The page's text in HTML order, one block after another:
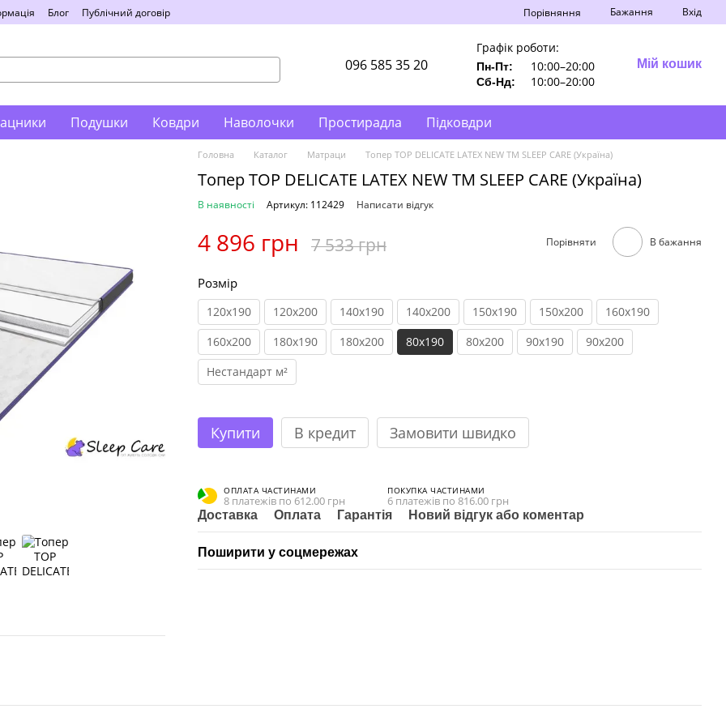
Блог Публічний договір Порівняння Бажання Вхід
096 585 35 20
Графік роботи:
Пн-Пт: 10:00–20:00
Сб-Нд: 10:00–20:00
Мій кошик
Подушки Ковдри Наволочки Простирадла Підковдри
Головна Каталог Матраци Топер TOP DELICATE LATEX NEW ТМ SLEEP CARE (Україна)
Топер TOP DELICATE LATEX NEW ТМ SLEEP CARE (Україна)
В наявності Артикул: 112429 Написати відгук
4 896 грн 7 533 грн Порівняти В бажання
Розмір
120x190 120x200 140x190 140x200 150x190 150x200
160x190
160x200
180x190 180x200 80x190 80x200 90x190
90x200
Нестандарт м²
Купити В кредит Замовити швидко
ОПЛАТА ЧАСТИНАМИ
8 платежів по 612.00 грн
ПОКУПКА ЧАСТИНАМИ
6 платежів по 816.00 грн
Доставка Оплата Гарантія Новий відгук або коментар
Поширити у соцмережах